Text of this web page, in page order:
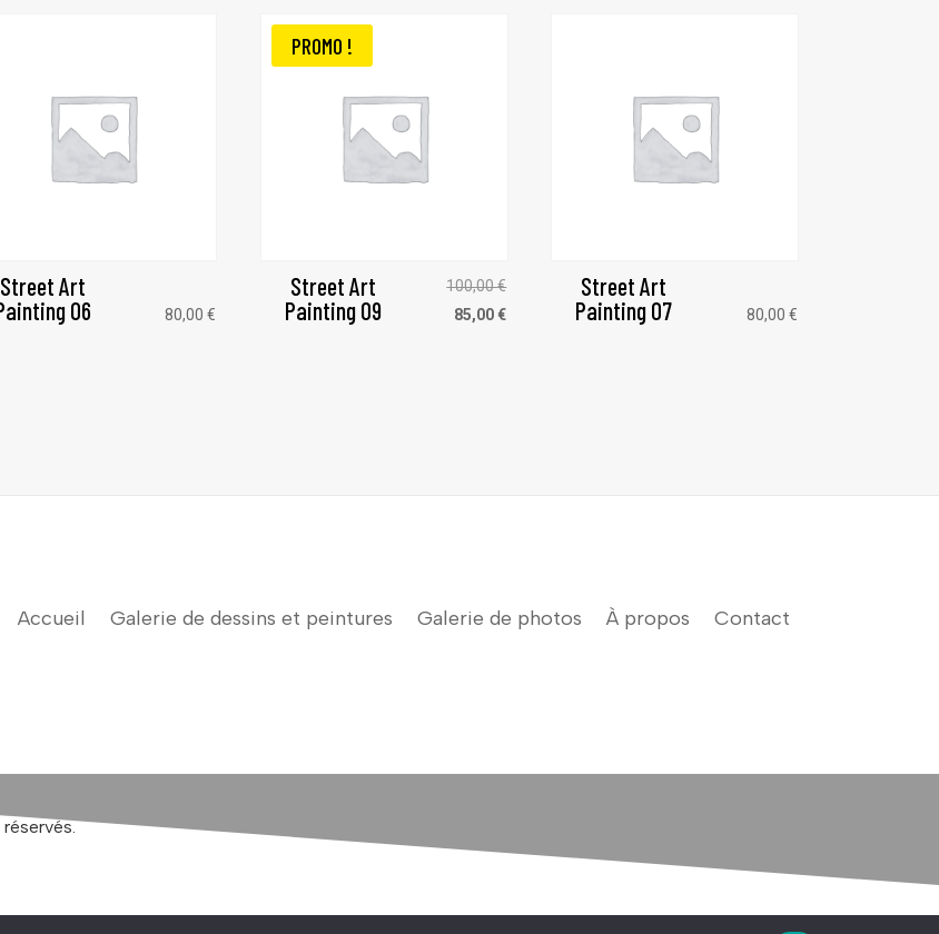
Street Art
06
80,00 €
PROMO !
Street Art
Painting 09
100,00€Le
prix
85,00 €Le
Street Art
Painting 07
80,00 €
Accueil Galerie de dessins et peintures Galerie de photos À propos Contact